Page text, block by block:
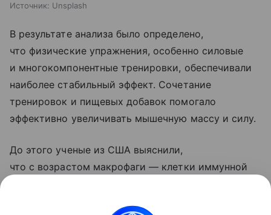
Источник: Unsplash
В результате анализа было определено,
что физические упражнения, особенно силовые
и многокомпонентные тренировки, обеспечивали
наиболее стабильный эффект. Сочетание
тренировок и пищевых добавок помогало
эффективно увеличивать мышечную массу и силу.
До этого ученые из США выяснили,
что с возрастом макрофаги — клетки иммунной